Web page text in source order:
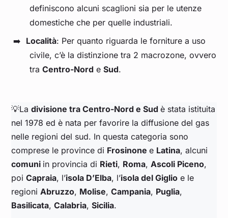
definiscono alcuni scaglioni sia per le utenze
domestiche che per quelle industriali.
Località: Per quanto riguarda le forniture a uso
civile, c’è la distinzione tra 2 macrozone, ovvero
traCentro-Nord eSud.
💡Ladivisione tra Centro-Nord e Sudè stata istituita
nel 1978 ed è nata per favorire la diffusione del gas
nelle regioni del sud. In questa categoria sono
comprese le province di Frosinonee Latina, alcuni
comuni in provincia di Rieti, Roma,Ascoli Piceno,
poiCapraia, l’isola D’Elba, l’isola del Giglio e le
regioniAbruzzo, Molise,Campania, Puglia,
Basilicata,Calabria,Sicilia.